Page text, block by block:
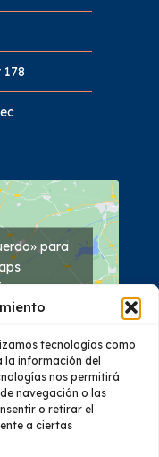
tecnologías como
la información del
nos permitirá
navegación o las
o retirar el
a ciertas
para